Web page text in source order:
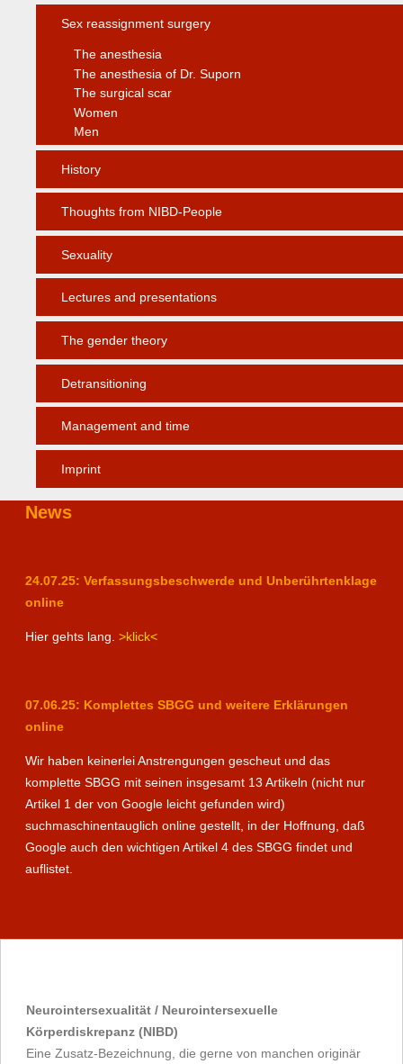
Sex reassignment surgery
The anesthesia
The anesthesia of Dr. Suporn
The surgical scar
Women
Men
History
Thoughts from NIBD-People
Sexuality
Lectures and presentations
The gender theory
Detransitioning
Management and time
Imprint
News
24.07.25: Verfassungsbeschwerde und Unberührtenklage
online
Hier gehts lang. >klick<
07.06.25: Komplettes SBGG und weitere Erklärungen
online
Wir haben keinerlei Anstrengungen gescheut und das
komplette SBGG mit seinen insgesamt 13 Artikeln (nicht nur
Artikel 1 der von Google leicht gefunden wird)
suchmaschinentauglich online gestellt, in der Hoffnung, daß
Google auch den wichtigen Artikel 4 des SBGG findet und
auflistet.
Neurointersexualität / Neurointersexuelle
Körperdiskrepanz (NIBD)
Eine Zusatz-Bezeichnung, die gerne von manchen originär